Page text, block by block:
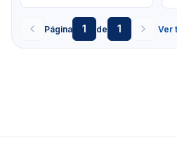
Página 1 de 1 Ver